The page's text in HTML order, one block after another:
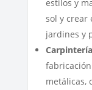
estilos y
sol y crear
jardines y
metálicas,